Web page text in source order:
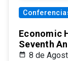
Economic
Seventh
8 de